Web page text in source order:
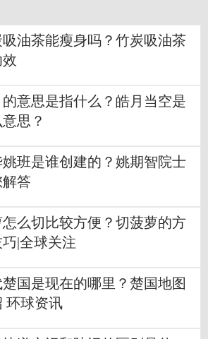
油茶能瘦身吗？竹炭吸油茶
意思是指什么？皓月当空是
思？
班是谁创建的？姚期智院士
解答
么切比较方便？切菠萝的方
|全球关注
国是现在的哪里？楚国地图
环球资讯